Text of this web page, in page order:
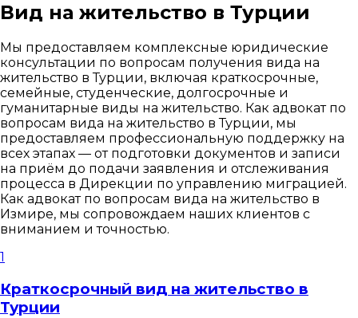
Вид на жительство в Турции
Мы предоставляем комплексные юридические
консультации по вопросам получения вида на
жительство в Турции, включая краткосрочные,
семейные, студенческие, долгосрочные и
гуманитарные виды на жительство. Как адвокат по
вопросам вида на жительство в Турции, мы
предоставляем профессиональную поддержку на
всех этапах — от подготовки документов и записи
на приём до подачи заявления и отслеживания
процесса в Дирекции по управлению миграцией.
Как адвокат по вопросам вида на жительство в
Измире, мы сопровождаем наших клиентов с
вниманием и точностью.
1
Краткосрочный вид на жительство в
Турции